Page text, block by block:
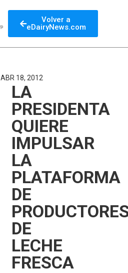
Volver a
eDairyNews.com
ABR 18, 2012
LA
PRESIDENTA
QUIERE
IMPULSAR
LA
PLATAFORMA
DE
DE
LECHE
FRESCA